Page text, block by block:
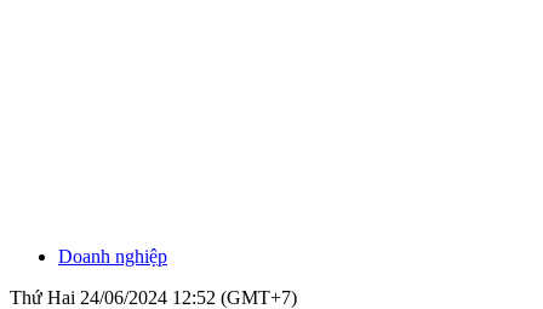
Doanh nghiệp
Thứ Hai 24/06/2024 12:52 (GMT+7)